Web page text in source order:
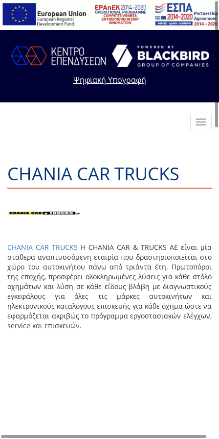
Ψηφιακή Υπογραφή
CHANIA CAR TRUCKS
CHANIA CAR TRUCKS Η CHANIA CAR & TRUCKS ΑΕ είναι μία
σταθερά αναπτυσσόμενη εταιρία που δραστηριοποιείται στο
χώρο του αυτοκινήτου πάνω από τριάντα έτη. Πρωτοπόροι
της εποχής, προσφέρει ολοκληρωμένες λύσεις για κάθε στόλο
οχημάτων και λύση σε κάθε είδους βλάβη με διαγνωστικούς
εγκεφάλους για όλες τις μάρκες αυτοκινήτων και
ηλεκτρονικούς καταλόγους επισκευής για κάθε όχημα ώστε να
εφαρμόζεται ακριβώς το πρόγραμμα εργοστασιακών ελέγχων,
service και επισκευών.